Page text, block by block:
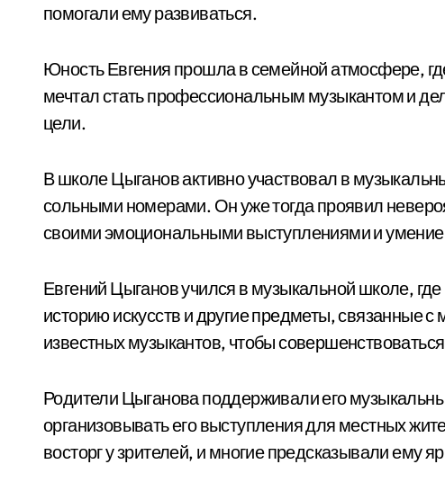
помогали ему развиваться.
Юность Евгения прошла в семейной атмосфере,
мечтал стать профессиональным музыкантом и
цели.
В школе Цыганов активно участвовал в
сольными номерами. Он уже тогда проявил
своими эмоциональными выступлениями и
Евгений Цыганов учился в музыкальной школе,
историю искусств и другие предметы, связанные
известных музыкантов, чтобы
Родители Цыганова поддерживали его
организовывать его выступления для местных
восторг у зрителей, и многие предсказывали ему